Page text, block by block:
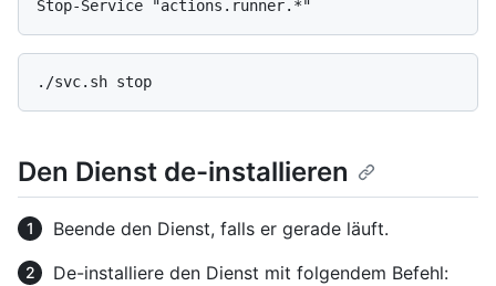
Den Dienst de-installieren
Beende den Dienst, falls er gerade läuft.
De-installiere den Dienst mit folgendem Befehl: